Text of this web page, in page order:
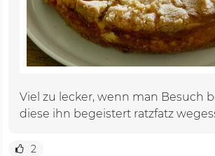
Viel zu lecker, wenn man Besuch
diese ihn begeistert ratzfatz
2